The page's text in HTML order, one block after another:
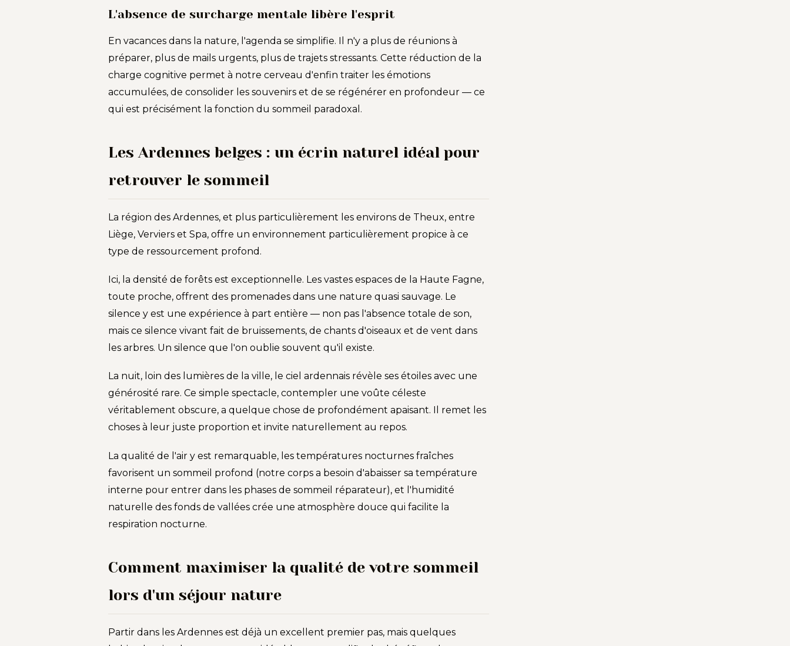
L'absence de surcharge mentale libère l'esprit
En vacances dans la nature, l'agenda se simplifie. Il n'y a plus de réunions à
préparer, plus de mails urgents, plus de trajets stressants. Cette réduction de la
charge cognitive permet à notre cerveau d'enfin traiter les émotions
accumulées, de consolider les souvenirs et de se régénérer en profondeur — ce
qui est précisément la fonction du sommeil paradoxal.
Les Ardennes belges : un écrin naturel idéal pour
retrouver le sommeil
La région des Ardennes, et plus particulièrement les environs de Theux, entre
Liège, Verviers et Spa, offre un environnement particulièrement propice à ce
type de ressourcement profond.
Ici, la densité de forêts est exceptionnelle. Les vastes espaces de la Haute Fagne,
toute proche, offrent des promenades dans une nature quasi sauvage. Le
silence y est une expérience à part entière — non pas l'absence totale de son,
mais ce silence vivant fait de bruissements, de chants d'oiseaux et de vent dans
les arbres. Un silence que l'on oublie souvent qu'il existe.
La nuit, loin des lumières de la ville, le ciel ardennais révèle ses étoiles avec une
générosité rare. Ce simple spectacle, contempler une voûte céleste
véritablement obscure, a quelque chose de profondément apaisant. Il remet les
choses à leur juste proportion et invite naturellement au repos.
La qualité de l'air y est remarquable, les températures nocturnes fraîches
favorisent un sommeil profond (notre corps a besoin d'abaisser sa température
interne pour entrer dans les phases de sommeil réparateur), et l'humidité
naturelle des fonds de vallées crée une atmosphère douce qui facilite la
respiration nocturne.
Comment maximiser la qualité de votre sommeil
lors d'un séjour nature
Partir dans les Ardennes est déjà un excellent premier pas, mais quelques